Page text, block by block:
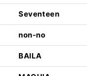
Seventeen
non-no
BAILA